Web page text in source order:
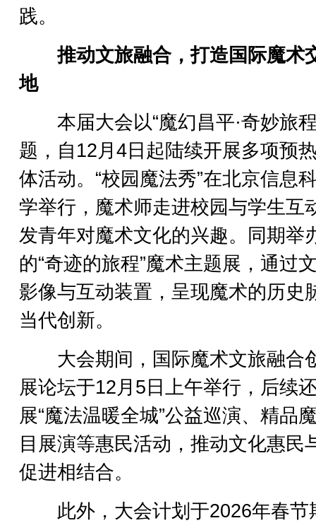
践。
推动文旅融合，打造国际魔术
地
本届大会以“魔幻昌平·奇妙旅程
题，自12月4日起陆续开展多项预
体活动。“校园魔法秀”在北京信息
学举行，魔术师走进校园与学生互
发青年对魔术文化的兴趣。同期举
的“奇迹的旅程”魔术主题展，通过
影像与互动装置，呈现魔术的历史
当代创新。
大会期间，国际魔术文旅融合
展论坛于12月5日上午举行，后续
展“魔法温暖全城”公益巡演、精品
目展演等惠民活动，推动文化惠民
促进相结合。
此外，大会计划于2026年春节